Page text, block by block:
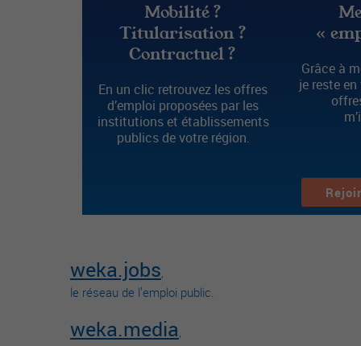
Mobilité ?
Titularisation ?
Contractuel ?
En un clic retrouvez les offres
d’emploi proposées par les
institutions et établissements
publics de votre région.
«
Grâce à
je reste
weka.jobs,
le réseau de l’emploi public.
weka.media,